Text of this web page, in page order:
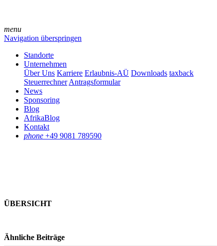
menu
Navigation überspringen
Standorte
Unternehmen
Über Uns Karriere Erlaubnis-AÜ Downloads taxback
Steuerrechner Antragsformular
News
Sponsoring
Blog
AfrikaBlog
Kontakt
phone +49 9081 789590
ÜBERSICHT
Ähnliche Beiträge